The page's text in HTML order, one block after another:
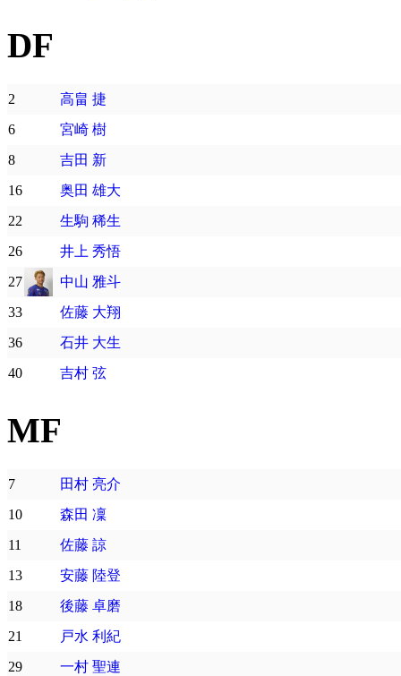
DF
2
高畠 捷
6
宮崎 樹
8
吉田 新
16
奥田 雄大
22
生駒 稀生
26
井上 秀悟
27
中山 雅斗
33
佐藤 大翔
36
石井 大生
40
吉村 弦
MF
7
田村 亮介
10
森田 凜
11
佐藤 諒
13
安藤 陸登
18
後藤 卓磨
21
戸水 利紀
29
一村 聖連